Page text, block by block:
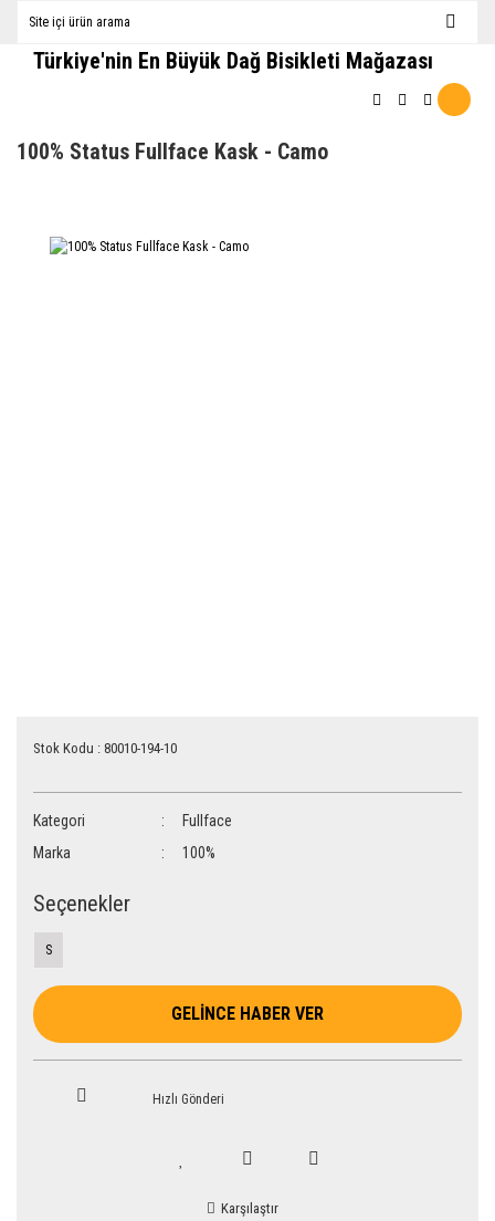
Türkiye'nin En Büyük Dağ Bisikleti Mağazası
100% Status Fullface Kask - Camo
Stok Kodu : 80010-194-10
Kategori
Fullface
Marka
100%
Seçenekler
S
GELİNCE HABER VER
Hızlı Gönderi
Karşılaştır